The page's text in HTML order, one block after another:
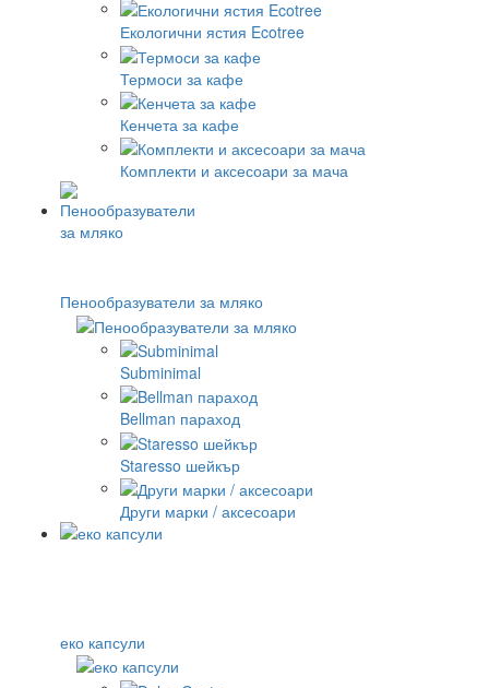
Екологични ястия Ecotree
Термоси за кафе
Кенчета за кафе
Комплекти и аксесоари за мача
Пенообразуватели за мляко
Subminimal
Bellman параход
Staresso шейкър
Други марки / аксесоари
еко капсули